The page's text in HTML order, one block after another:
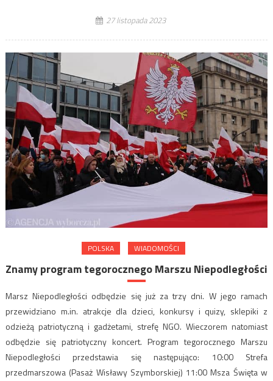
27 listopada 2023
POLSKA WIADOMOŚCI
Znamy program tegorocznego Marszu Niepodległości
Marsz Niepodległości odbędzie się już za trzy dni. W jego ramach
przewidziano m.in. atrakcje dla dzieci, konkursy i quizy, sklepiki z
odzieżą patriotyczną i gadżetami, strefę NGO. Wieczorem natomiast
odbędzie się patriotyczny koncert. Program tegorocznego Marszu
Niepodległości przedstawia się następująco: 10:00 Strefa
przedmarszowa (Pasaż Wisławy Szymborskiej) 11:00 Msza Święta w